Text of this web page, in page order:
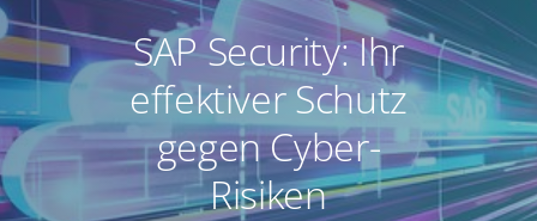
Portfolio
Infrastruktur & Betrieb
Über uns
Karriere
SAP Security: Ihr
effektiver Schutz
gegen Cyber-
Risiken